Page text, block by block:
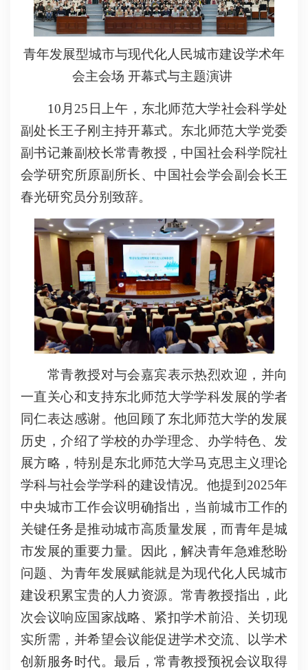
青年发展型城市与现代化人民城市建设学术年
会主会场 开幕式与主题演讲
10月25日上午，东北师范大学社会科学处
副处长王子刚主持开幕式。东北师范大学党委
副书记兼副校长常青教授，中国社会科学院社
会学研究所原副所长、中国社会学会副会长王
春光研究员分别致辞。
常青教授对与会嘉宾表示热烈欢迎，并向
一直关心和支持东北师范大学学科发展的学者
同仁表达感谢。他回顾了东北师范大学的发展
历史，介绍了学校的办学理念、办学特色、发
展方略，特别是东北师范大学马克思主义理论
学科与社会学学科的建设情况。他提到2025年
中央城市工作会议明确指出，当前城市工作的
关键任务是推动城市高质量发展，而青年是城
市发展的重要力量。因此，解决青年急难愁盼
问题、为青年发展赋能就是为现代化人民城市
建设积累宝贵的人力资源。常青教授指出，此
次会议响应国家战略、紧扣学术前沿、关切现
实所需，并希望会议能促进学术交流、以学术
创新服务时代。最后，常青教授预祝会议取得